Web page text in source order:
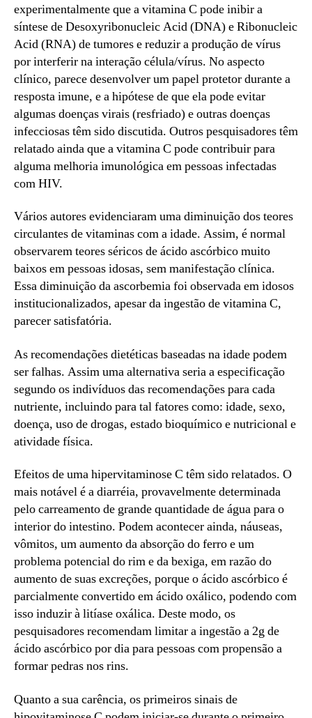
experimentalmente que a vitamina C pode inibir a
síntese de Desoxyribonucleic Acid (DNA) e Ribonucleic
Acid (RNA) de tumores e reduzir a produção de vírus
por interferir na interação célula/vírus. No aspecto
clínico, parece desenvolver um papel protetor durante a
resposta imune, e a hipótese de que ela pode evitar
algumas doenças virais (resfriado) e outras doenças
infecciosas têm sido discutida. Outros pesquisadores têm
relatado ainda que a vitamina C pode contribuir para
alguma melhoria imunológica em pessoas infectadas
com HIV.
Vários autores evidenciaram uma diminuição dos teores
circulantes de vitaminas com a idade. Assim, é normal
observarem teores séricos de ácido ascórbico muito
baixos em pessoas idosas, sem manifestação clínica.
Essa diminuição da ascorbemia foi observada em idosos
institucionalizados, apesar da ingestão de vitamina C,
parecer satisfatória.
As recomendações dietéticas baseadas na idade podem
ser falhas. Assim uma alternativa seria a especificação
segundo os indivíduos das recomendações para cada
nutriente, incluindo para tal fatores como: idade, sexo,
doença, uso de drogas, estado bioquímico e nutricional e
atividade física.
Efeitos de uma hipervitaminose C têm sido relatados. O
mais notável é a diarréia, provavelmente determinada
pelo carreamento de grande quantidade de água para o
interior do intestino. Podem acontecer ainda, náuseas,
vômitos, um aumento da absorção do ferro e um
problema potencial do rim e da bexiga, em razão do
aumento de suas excreções, porque o ácido ascórbico é
parcialmente convertido em ácido oxálico, podendo com
isso induzir à litíase oxálica. Deste modo, os
pesquisadores recomendam limitar a ingestão a 2g de
ácido ascórbico por dia para pessoas com propensão a
formar pedras nos rins.
Quanto a sua carência, os primeiros sinais de